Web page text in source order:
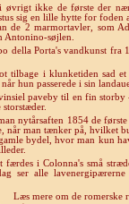
øvrigt ikke de første der
sig en lille hytte for
de 2 marmortavler, som
Antonino-søjlen.
della Porta's vandkunst
tilbage i klunketiden sad
hun passerede i sin
paveby til en fin
nytårsaften 1854 de
når man tænker på, hvilket
bydel, hvor man kun
i Colonna's små
ser alle
Læs mere om de romerske